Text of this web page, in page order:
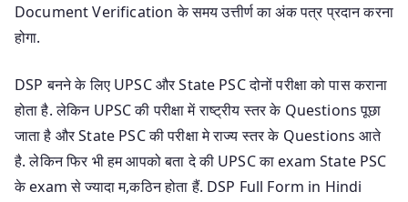
Document Verification के समय उत्तीर्ण का अंक पत्र प्रदान करना
होगा.
DSP बनने के लिए UPSC और State PSC दोनों परीक्षा को पास कराना
होता है. लेकिन UPSC की परीक्षा में राष्ट्रीय स्तर के Questions पूछा
जाता है और State PSC की परीक्षा मे राज्य स्तर के Questions आते
है. लेकिन फिर भी हम आपको बता दे की UPSC का exam State PSC
के exam से ज्यादा म,कठिन होता हैं. DSP Full Form in Hindi